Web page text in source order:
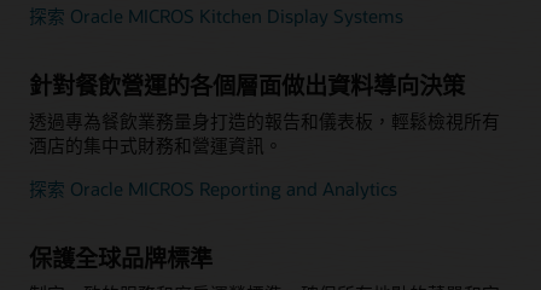
探索 Oracle MICROS Kitchen Display Systems
針對餐飲營運的各個層面做出資料導向決策
透過專為餐飲業務量身打造的報告和儀表板，輕鬆檢視所有
酒店的集中式財務和營運資訊。
探索 Oracle MICROS Reporting and Analytics
保護全球品牌標準